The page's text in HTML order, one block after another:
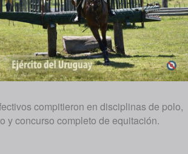
compitieron en disciplinas de polo,
y concurso completo de equitación.